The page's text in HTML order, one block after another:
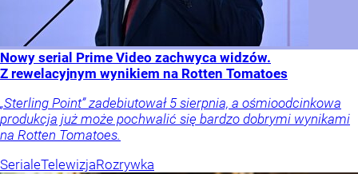
Nowy serial Prime Video zachwyca widzów.
Z rewelacyjnym wynikiem na Rotten Tomatoes
„Sterling Point” zadebiutował 5 sierpnia, a ośmioodcinkowa
produkcja już może pochwalić się bardzo dobrymi wynikami
na Rotten Tomatoes.
SerialeTelewizjaRozrywka